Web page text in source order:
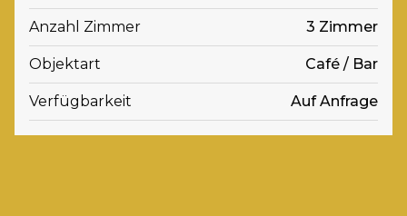
Anzahl Zimmer 3 Zimmer
Objektart Café / Bar
Verfügbarkeit Auf Anfrage